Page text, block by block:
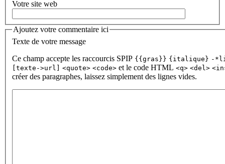
Votre site web
Ajoutez votre commentaire ici
Texte de votre message
Ce champ accepte les raccourcis SPIP {{gras}} {italique} -
[texte->url]
<quote> <code> et le code HTML <q> <del>
créer des paragraphes, laissez simplement des lignes vides.